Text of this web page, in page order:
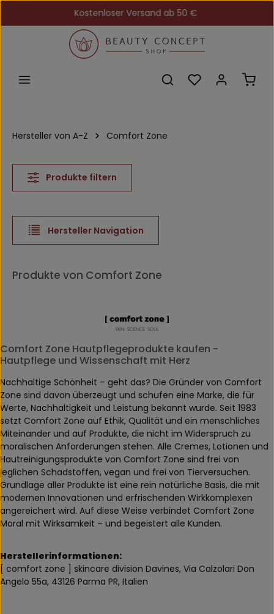
Zum Hauptinhalt springenKostenloser Versand ab 50 €
Du hast 0
Hersteller von A-Z Comfort Zone
Produkte filtern
Hersteller Navigation
Produkte von Comfort Zone
Comfort Zone Hautpflegeprodukte kaufen -
Hautpflege und Wissenschaft mit Herz
Nachhaltige Schönheit – geht das? Die Gründer von Comfort
Zone sind davon überzeugt und schufen eine Marke, die für
Werte, Nachhaltigkeit und Leistung bekannt wurde. Seit 1983
setzt Comfort Zone auf Ethik, Qualität und ein menschliches
Miteinander und auf Produkte, die nicht im Widerspruch zu
moralischen Anforderungen stehen. Alle Cremes, Lotionen und
Hautreinigungsprodukte von Comfort Zone sind frei von
jeglichen Schadstoffen, vegan und frei von Tierversuchen.
Grundlage aller Produkte ist eine rein natürliche Basis, die mit
modernen Innovationen und erfrischenden Wirkkomplexen
angereichert wird. Auf diese Weise verbindet Comfort Zone
Moral mit Wirksamkeit – und begeistert alle Kunden.
Herstellerinformationen:
[ comfort zone ] skincare division Davines, Via Calzolari Don
Angelo 55a, 43126 Parma PR, Italien